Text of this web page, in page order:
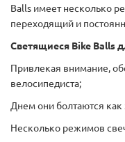
Balls имеет несколько
переходящий и
Светящиеся Bike Balls
Привлекая внимание,
велосипедиста;
Днем они болтаются как
Несколько режимов